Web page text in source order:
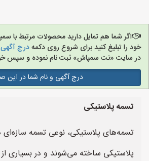
اگر شما هم تمایل دارید محصولات مرتبط با
خود را تبلیغ کنید برای شروع روی دکمهدرج
در سایت «نت سمپاش» ثبت نام نموده و سپس
درج آگهی و نام شما در این
تسمه پلاستیکی
تسمه‌های پلاستیکی، نوعی تسمه سازه‌ای
پلاستیکی ساخته می‌شوند و در بسیاری از